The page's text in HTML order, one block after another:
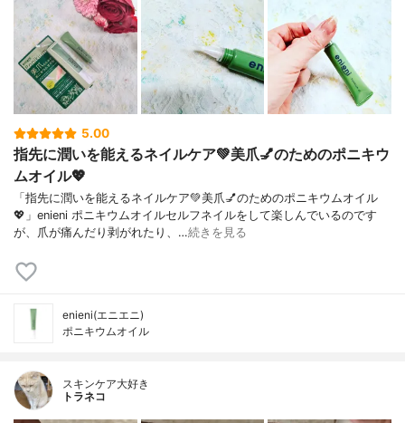
5.00
指先に潤いを能えるネイルケア💚美爪💅のためのポニキウ
ムオイル💖
「指先に潤いを能えるネイルケア💚美爪💅のためのポニキウムオイル
💖」enieni ポニキウムオイルセルフネイルをして楽しんでいるのです
が、爪が痛んだり剥がれたり、…続きを見る
enieni(エニエニ)
ポニキウムオイル
スキンケア大好き
トラネコ